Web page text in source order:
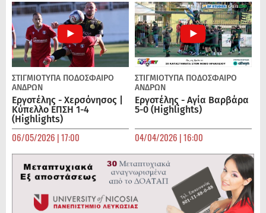
ΣΤΙΓΜΙΟΤΥΠΑ ΠΟΔΌΣΦΑΙΡΟ
ΑΝΔΡΏΝ
Εργοτέλης - Χερσόνησος |
Κύπελλο ΕΠΣΗ 1-4
(Highlights)
06/05/2026 | 17:00
ΣΤΙΓΜΙΟΤΥΠΑ ΠΟΔΌΣΦΑΙΡΟ
ΑΝΔΡΏΝ
Εργοτέλης - Αγία Βαρβάρα
5-0 (Highlights)
04/04/2026 | 16:00